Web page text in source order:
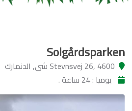
Solgårdsparken
Stevnsvej 26, 4600 شى, الدنمارك
يوميا : 24 ساعة .